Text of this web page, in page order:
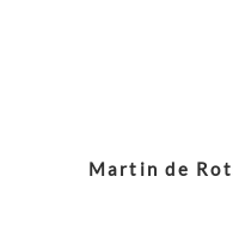
Martin de